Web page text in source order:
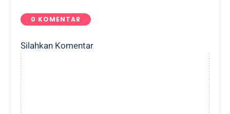
0 KOMENTAR
Silahkan Komentar